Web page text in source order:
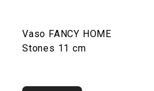
Vaso FANCY HOME
Stones 11 cm